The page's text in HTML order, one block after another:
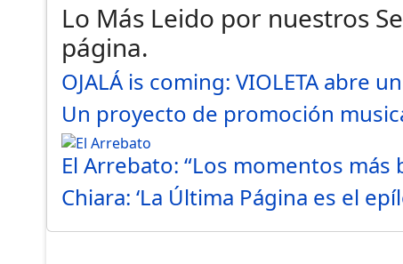
Lo Más Leido por nuestros
página.
OJALÁ is coming: VIOLETA abre
Un proyecto de promoción
El Arrebato: “Los momentos
Chiara: ‘La Última Página es el